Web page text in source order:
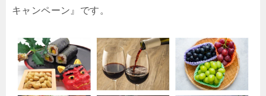
キャンペーン』です。